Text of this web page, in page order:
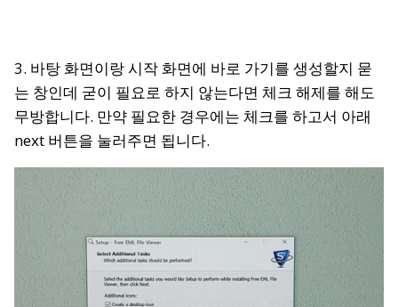
3. 바탕 화면이랑 시작 화면에 바로 가기를 생성할지 묻
는 창인데 굳이 필요로 하지 않는다면 체크 해제를 해도
무방합니다. 만약 필요한 경우에는 체크를 하고서 아래
next 버튼을 눌러주면 됩니다.